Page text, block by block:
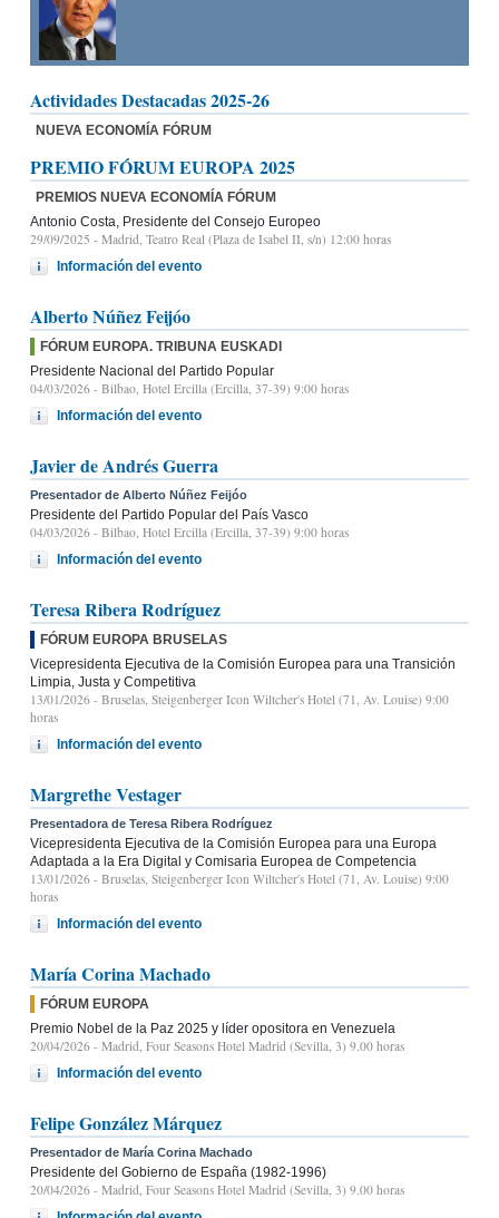
Actividades Destacadas 2025-26
NUEVA ECONOMÍA FÓRUM
PREMIO FÓRUM EUROPA 2025
PREMIOS NUEVA ECONOMÍA FÓRUM
Antonio Costa, Presidente del Consejo Europeo
29/09/2025 - Madrid, Teatro Real (Plaza de Isabel II, s/n) 12:00 horas
Información del evento
Alberto Núñez Feijóo
FÓRUM EUROPA. TRIBUNA EUSKADI
Presidente Nacional del Partido Popular
04/03/2026 - Bilbao, Hotel Ercilla (Ercilla, 37-39) 9:00 horas
Información del evento
Javier de Andrés Guerra
Presentador de Alberto Núñez Feijóo
Presidente del Partido Popular del País Vasco
04/03/2026 - Bilbao, Hotel Ercilla (Ercilla, 37-39) 9:00 horas
Información del evento
Teresa Ribera Rodríguez
FÓRUM EUROPA BRUSELAS
Vicepresidenta Ejecutiva de la Comisión Europea para una Transición
Limpia, Justa y Competitiva
13/01/2026 - Bruselas, Steigenberger Icon Wiltcher's Hotel (71, Av. Louise) 9:00
horas
Información del evento
Margrethe Vestager
Presentadora de Teresa Ribera Rodríguez
Vicepresidenta Ejecutiva de la Comisión Europea para una Europa
Adaptada a la Era Digital y Comisaria Europea de Competencia
13/01/2026 - Bruselas, Steigenberger Icon Wiltcher's Hotel (71, Av. Louise) 9:00
horas
Información del evento
María Corina Machado
FÓRUM EUROPA
Premio Nobel de la Paz 2025 y líder opositora en Venezuela
20/04/2026 - Madrid, Four Seasons Hotel Madrid (Sevilla, 3) 9.00 horas
Información del evento
Felipe González Márquez
Presentador de María Corina Machado
Presidente del Gobierno de España (1982-1996)
20/04/2026 - Madrid, Four Seasons Hotel Madrid (Sevilla, 3) 9.00 horas